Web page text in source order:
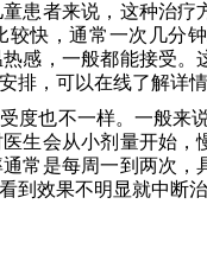
患者来说，这种治
快，通常一次几分
感，一般都能接受
排，可以在线了解详情
度也不一样。一般来
生会从小剂量开始
常是每周一到两次
到效果不明显就中断